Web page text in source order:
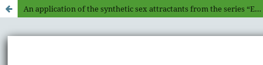
An application of the synthetic sex attractants from the series “EFETOV-2” for studying Procridinae in Italy (Lepidoptera: Zygaenidae)